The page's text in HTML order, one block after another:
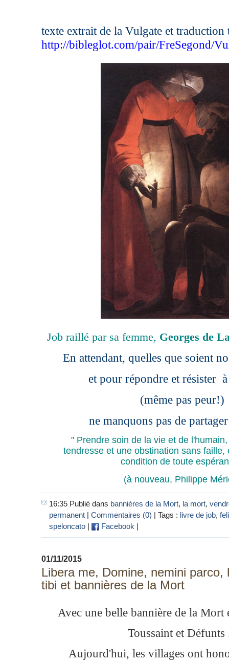
texte extrait de la Vulgate et traduction
http://bibleglot.com/pair/FreSegond/
Job raillé par sa femme, Georges de
En attendant, quelles que soient
et pour répondre et résister
(même pas peur!)
ne manquons pas de
" Prendre soin de la vie et de
tendresse et une obstination sans faille,
condition de toute
(à nouveau, Philippe
16:35 Publié dans bannières de la Mort, la mort,
permanent | Commentaires (0) | Tags : livre de job,
speloncato | Facebook |
01/11/2015
Libera me, Domine, nemini parco,
tibi et bannières de la Mort
Avec une belle bannière de la Mort
Toussaint et Défunts
Aujourd'hui, les villages ont